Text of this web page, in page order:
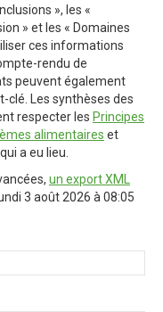
», les «
» et les « Domaines
ces informations
rendu de
peuvent également
clé. Les synthèses des
respecter les Principes
alimentaires et
a eu lieu.
un export XML
3 août 2026 à 08:05